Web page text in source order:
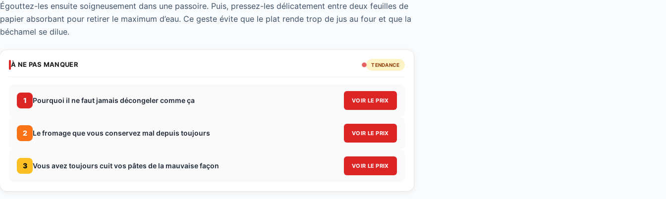
Égouttez-les ensuite soigneusement dans une passoire. Puis, pressez-les délicatement entre deux feuilles de
papier absorbant pour retirer le maximum d’eau. Ce geste évite que le plat rende trop de jus au four et que la
béchamel se dilue.
À NE PAS MANQUER TENDANCE
1 Pourquoi il ne faut jamais décongeler comme ça VOIR LE PRIX
2 Le fromage que vous conservez mal depuis toujours VOIR LE PRIX
3 Vous avez toujours cuit vos pâtes de la mauvaise façon VOIR LE PRIX